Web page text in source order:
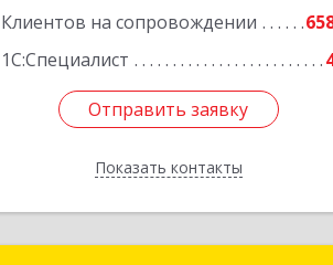
Клиентов на сопровождении
1С:Специалист
Отправить заявку
Показать контакты
Отправить заявку
Назад